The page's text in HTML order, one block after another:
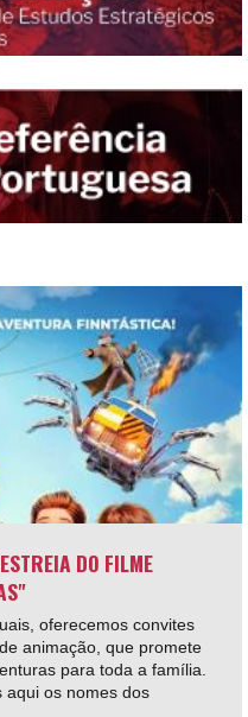
DO FILME
oferecemos convites
animação, que promete
para toda a família.
aqui os nomes dos